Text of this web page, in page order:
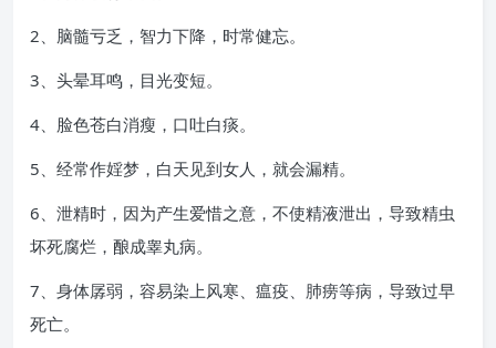
2、脑髓亏乏，智力下降，时常健忘。
3、头晕耳鸣，目光变短。
4、脸色苍白消瘦，口吐白痰。
5、经常作婬梦，白天见到女人，就会漏精。
6、泄精时，因为产生爱惜之意，不使精液泄出，导致精虫
坏死腐烂，酿成睾丸病。
7、身体孱弱，容易染上风寒、瘟疫、肺痨等病，导致过早
死亡。